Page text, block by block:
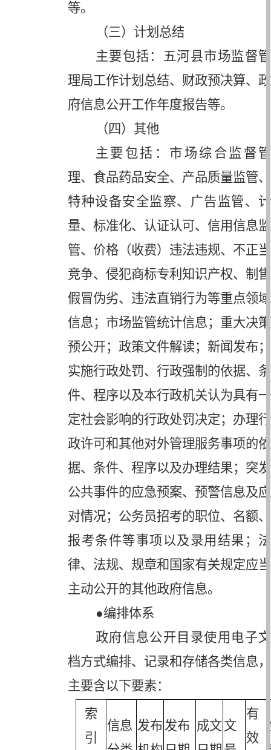
等。
（三）计划总结
主要包括：五河县市场监督管
理局工作计划总结、财政预决算、政
府信息公开工作年度报告等。
（四）其他
主要包括：市场综合监督管
理、食品药品安全、产品质量监管、
特种设备安全监察、广告监管、计
量、标准化、认证认可、信用信息监
管、价格（收费）违法违规、不正当
竞争、侵犯商标专利知识产权、制售
假冒伪劣、违法直销行为等重点领域
信息；市场监管统计信息；重大决策
预公开；政策文件解读；新闻发布；
实施行政处罚、行政强制的依据、条
件、程序以及本行政机关认为具有一
定社会影响的行政处罚决定；办理行
政许可和其他对外管理服务事项的依
据、条件、程序以及办理结果；突发
公共事件的应急预案、预警信息及应
对情况；公务员招考的职位、名额、
报考条件等事项以及录用结果；法
律、法规、规章和国家有关规定应当
主动公开的其他政府信息。
●编排体系
政府信息公开目录使用电子文
档方式编排、记录和存储各类信息，
主要含以下要素：
索
引
信息 发布发布 成文文
有
效